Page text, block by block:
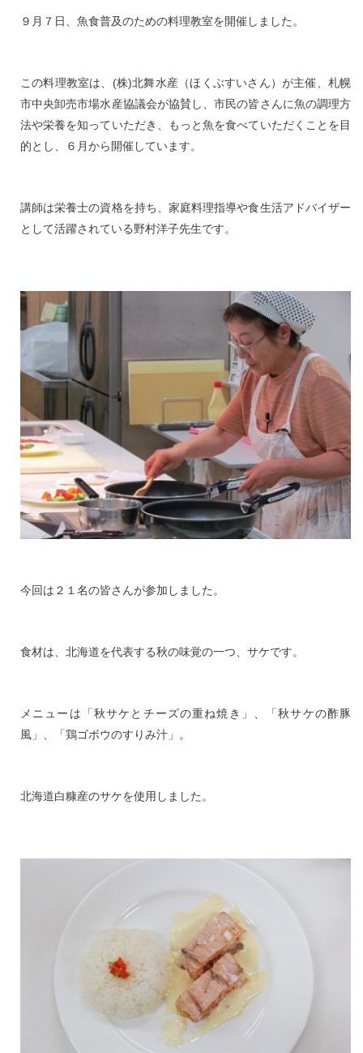
９月７日、魚食普及のための料理教室を開催しました。
この料理教室は、(株)北舞水産（ほくぶすいさん）が主催、札幌
市中央卸売市場水産協議会が協賛し、市民の皆さんに魚の調理方
法や栄養を知っていただき、もっと魚を食べていただくことを目
的とし、６月から開催しています。
講師は栄養士の資格を持ち、家庭料理指導や食生活アドバイザー
として活躍されている野村洋子先生です。
今回は２１名の皆さんが参加しました。
食材は、北海道を代表する秋の味覚の一つ、サケです。
メニューは「秋サケとチーズの重ね焼き」、「秋サケの酢豚
風」、「鶏ゴボウのすりみ汁」。
北海道白糠産のサケを使用しました。